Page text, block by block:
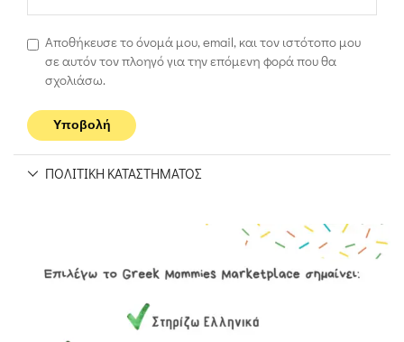
Αποθήκευσε το όνομά μου, email, και τον ιστότοπο μου
σε αυτόν τον πλοηγό για την επόμενη φορά που θα
σχολιάσω.
ΠΟΛΙΤΙΚΉ ΚΑΤΑΣΤΉΜΑΤΟΣ